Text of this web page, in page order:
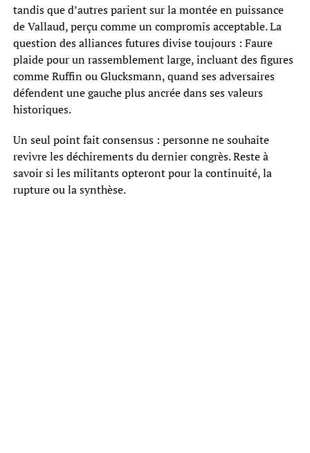
tandis que d’autres parient sur la montée en puissance
de Vallaud, perçu comme un compromis acceptable. La
question des alliances futures divise toujours : Faure
plaide pour un rassemblement large, incluant des figures
comme Ruffin ou Glucksmann, quand ses adversaires
défendent une gauche plus ancrée dans ses valeurs
historiques.
Un seul point fait consensus : personne ne souhaite
revivre les déchirements du dernier congrès. Reste à
savoir si les militants opteront pour la continuité, la
rupture ou la synthèse.